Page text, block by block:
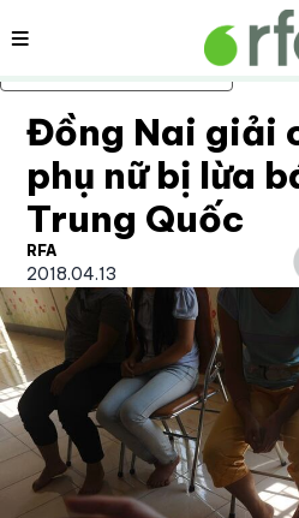
Bỏ qua nội dung chính
Nội dung
Đồng Nai giải
phụ nữ bị lừa
Trung Quốc
RFA
2018.04.13